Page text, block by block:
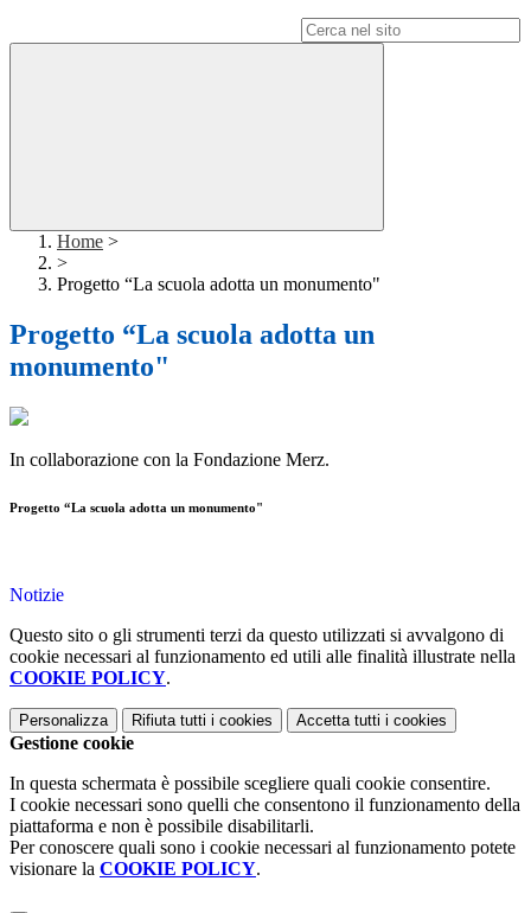
Home >
>
Progetto “La scuola adotta un monumento"
Progetto “La scuola adotta un
monumento"
In collaborazione con la Fondazione Merz.
Progetto “La scuola adotta un monumento"
Notizie
Questo sito o gli strumenti terzi da questo utilizzati si avvalgono di
cookie necessari al funzionamento ed utili alle finalità illustrate nella
COOKIE POLICY.
Personalizza Rifiuta tutti i cookies Accetta tutti i cookies
Gestione cookie
In questa schermata è possibile scegliere quali cookie consentire.
I cookie necessari sono quelli che consentono il funzionamento della
piattaforma e non è possibile disabilitarli.
Per conoscere quali sono i cookie necessari al funzionamento potete
visionare la COOKIE POLICY.